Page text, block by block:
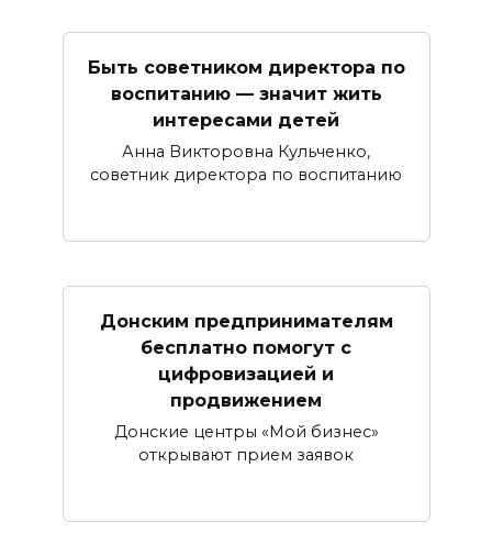
Быть советником директора по
воспитанию — значит жить
интересами детей
Анна Викторовна Кульченко,
советник директора по воспитанию
Донским предпринимателям
бесплатно помогут с
цифровизацией и
продвижением
Донские центры «Мой бизнес»
открывают прием заявок